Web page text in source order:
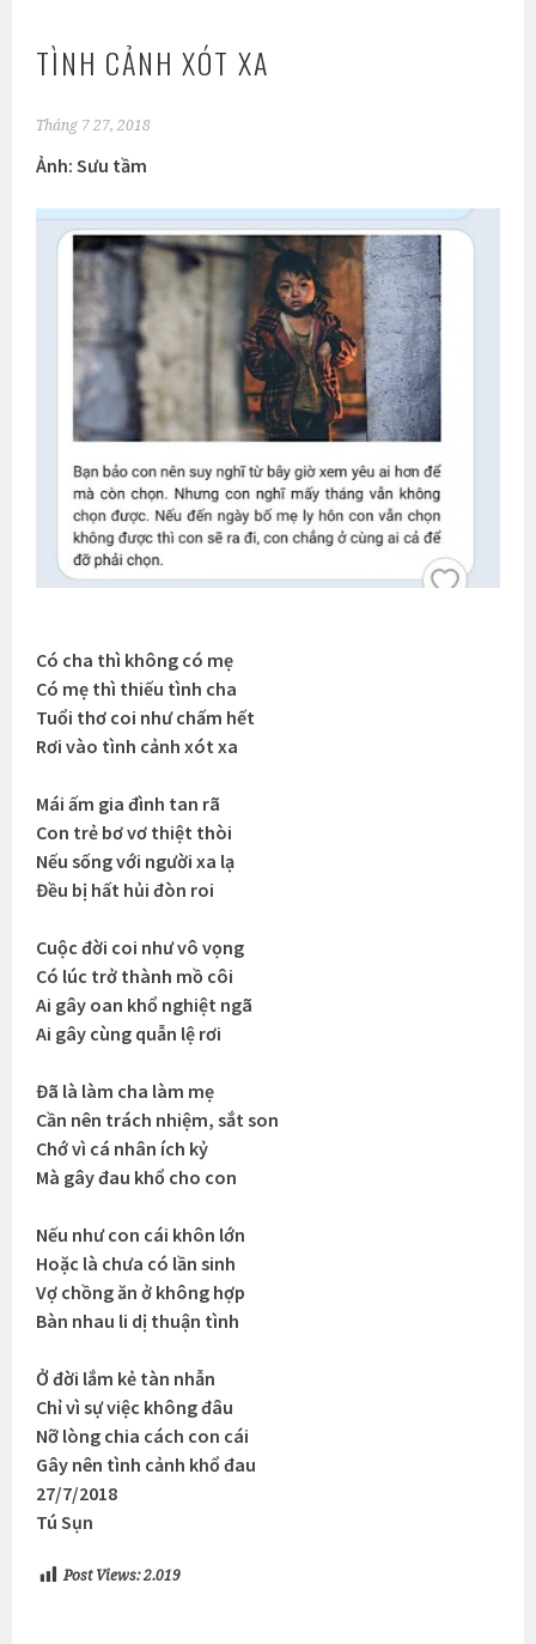
TÌNH CẢNH XÓT XA
Tháng 7 27, 2018
Ảnh: Sưu tầm
Có cha thì không có mẹ
Có mẹ thì thiếu tình cha
Tuổi thơ coi như chấm hết
Rơi vào tình cảnh xót xa
Mái ấm gia đình tan rã
Con trẻ bơ vơ thiệt thòi
Nếu sống với người xa lạ
Đều bị hất hủi đòn roi
Cuộc đời coi như vô vọng
Có lúc trở thành mồ côi
Ai gây oan khổ nghiệt ngã
Ai gây cùng quẫn lệ rơi
Đã là làm cha làm mẹ
Cần nên trách nhiệm, sắt son
Chớ vì cá nhân ích kỷ
Mà gây đau khổ cho con
Nếu như con cái khôn lớn
Hoặc là chưa có lần sinh
Vợ chồng ăn ở không hợp
Bàn nhau li dị thuận tình
Ở đời lắm kẻ tàn nhẫn
Chỉ vì sự việc không đâu
Nỡ lòng chia cách con cái
Gây nên tình cảnh khổ đau
27/7/2018
Tú Sụn
Post Views: 2.019